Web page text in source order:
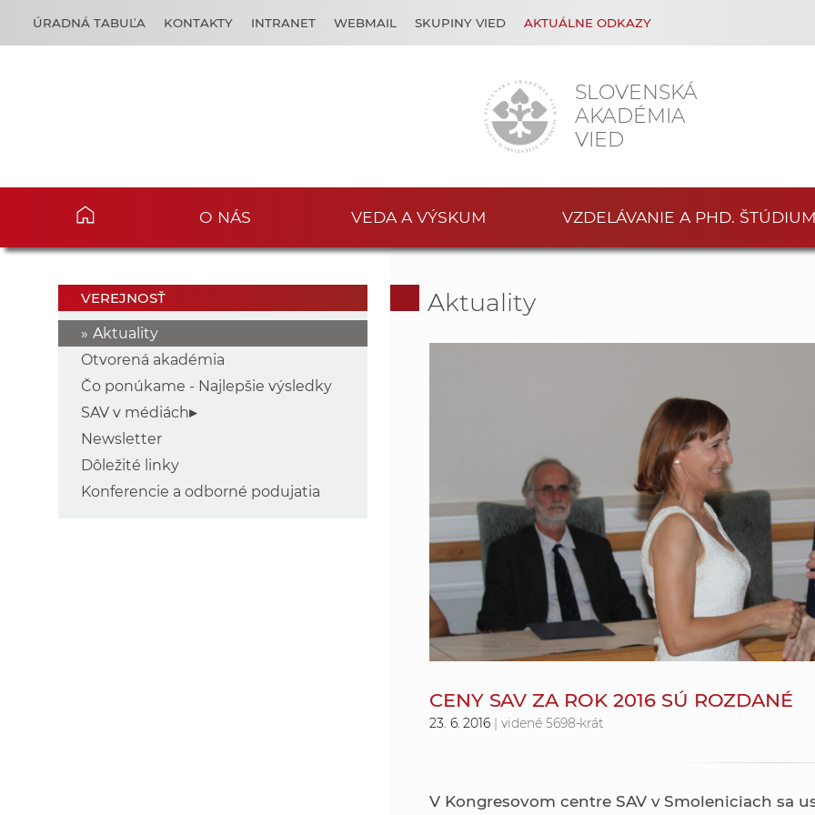
SLOVENSKÁ
AKADÉMIA
VIED
ÚRADNÁ TABUĽA KONTAKTY INTRANET WEBMAIL SKUPINY VIED AKTUÁLNE ODKAZY
O NÁS VEDA A VÝSKUM VZDELÁVANIE A PHD. ŠTÚDIUM
VEREJNOSŤ
Aktuality
Otvorená akadémia
Čo ponúkame - Najlepšie výsledky
SAV v médiách
Newsletter
Dôležité linky
Konferencie a odborné podujatia
Aktuality
CENY SAV ZA ROK 2016 SÚ ROZDANÉ
23. 6. 2016 | videné 5698-krát
V Kongresovom centre SAV v Smoleniciach sa